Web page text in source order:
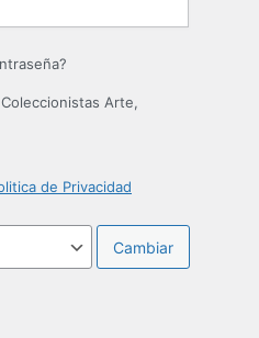
Arte,
de Privacidad